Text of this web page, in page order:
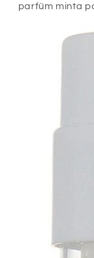
parfüm minta